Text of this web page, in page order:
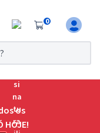
0
os
HOJE!